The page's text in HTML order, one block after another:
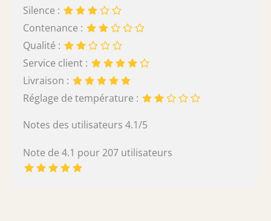
Silence :
Contenance :
Qualité :
Service client :
Livraison :
Réglage de température :
Notes des utilisateurs 4.1/5
Note de 4.1 pour 207 utilisateurs